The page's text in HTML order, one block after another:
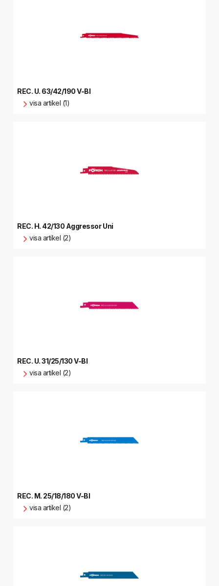
REC. U. 63/42/190 V-BI
visa artikel (1)
REC. H. 42/130 Aggressor Uni
visa artikel (2)
REC. U. 31/25/130 V-BI
visa artikel (2)
REC. M. 25/18/180 V-BI
visa artikel (2)